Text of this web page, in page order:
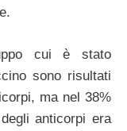
cui è stato
sono risultati
ma nel 38%
anticorpi era